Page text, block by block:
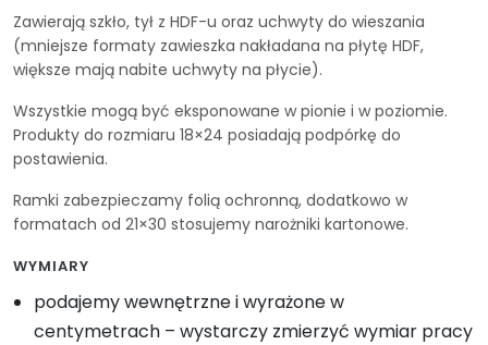
Zawierają szkło, tył z HDF-u oraz uchwyty do wieszania
(mniejsze formaty zawieszka nakładana na płytę HDF,
większe mają nabite uchwyty na płycie).
Wszystkie mogą być eksponowane w pionie i w poziomie.
Produkty do rozmiaru 18×24 posiadają podpórkę do
postawienia.
Ramki zabezpieczamy folią ochronną, dodatkowo w
formatach od 21×30 stosujemy narożniki kartonowe.
WYMIARY
podajemy wewnętrzne i wyrażone w
centymetrach – wystarczy zmierzyć wymiar pracy